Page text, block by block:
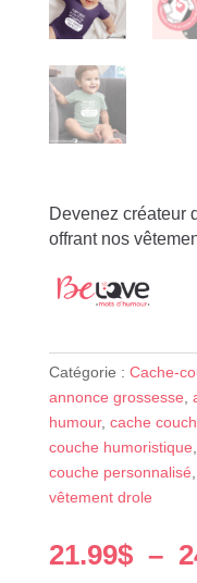
Devenez créateur
offrant nos
Catégorie : Cache-
annonce grossesse,
humour, cache
couche humoristique,
couche personnalisé,
vêtement drole
21.99$ –